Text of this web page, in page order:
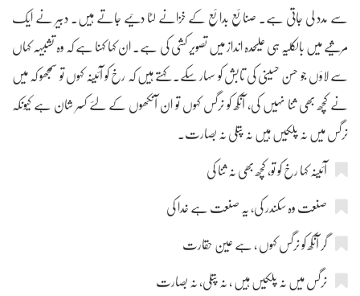
سے مدد لی جاتی ہے۔ صنائع بدائع کے خزانے لٹا دئیے جاتے ہیں۔ دبیر نے ایک
مرثیے میں بالکلیہ ہی علیحدہ انداز میں تصویر کشی کی ہے۔ ان کہا کہنا ہے کہ وہ تشبیہہ کہاں
سے لاؤں جو حسن حسینی کی تابش کو سہار سکے۔ کہتے ہیں کہ رخ کو آئینہ کہوں تو سمجھو کہ میں
نے کچھ بھی ثنا نہیں کی، آنکھ کو نرگس کہوں تو ان آنکھوں کے لئے کسر شان ہے کیونکہ
نرگس میں نہ پلکیں ہیں نہ پتلی نہ بصارت۔
آئینہ کہا رخ کو تو، کچھ بھی نہ ثنا کی
صنعت وہ سکندر کی، یہ صنعت ہے خدا کی
گر آنکھ کو نرگس کہوں ، ہے عین حقارت
نرگس میں نہ پلکیں ہیں ، نہ پتلی، نہ بصارت